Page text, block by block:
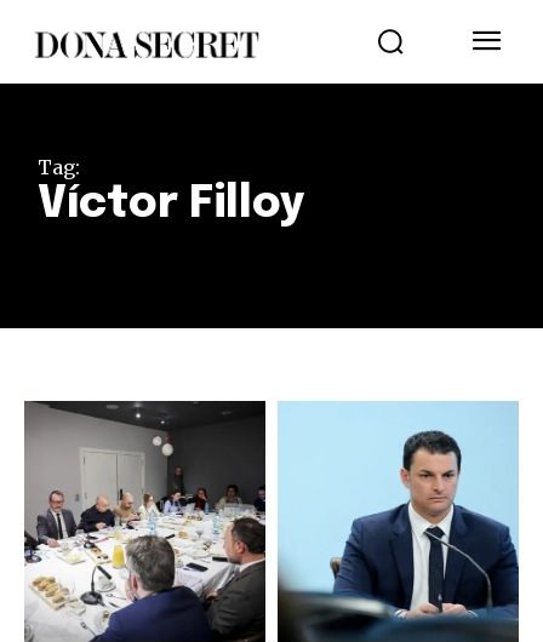
Tag:
Víctor Filloy